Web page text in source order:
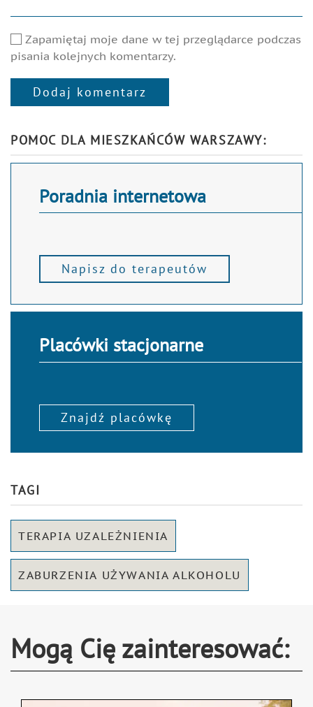
Zapamiętaj moje dane w tej przeglądarce podczas
pisania kolejnych komentarzy.
Dodaj komentarz
POMOC DLA MIESZKAŃCÓW WARSZAWY:
Poradnia internetowa
Napisz do terapeutów
Placówki stacjonarne
Znajdź placówkę
TAGI
TERAPIA UZALEŻNIENIA
ZABURZENIA UŻYWANIA ALKOHOLU
Mogą Cię zainteresować: